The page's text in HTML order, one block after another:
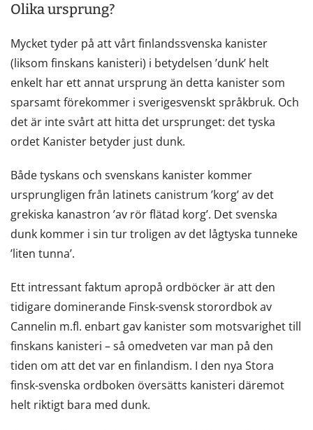
Olika ursprung?
Mycket tyder på att vårt finlandssvenska kanister
(liksom finskans kanisteri) i betydelsen ’dunk’ helt
enkelt har ett annat ursprung än detta kanister som
sparsamt förekommer i sverigesvenskt språkbruk. Och
det är inte svårt att hitta det ursprunget: det tyska
ordet Kanister betyder just dunk.
Både tyskans och svenskans kanister kommer
ursprungligen från latinets canistrum ’korg’ av det
grekiska kanastron ’av rör flätad korg’. Det svenska
dunk kommer i sin tur troligen av det lågtyska tunneke
’liten tunna’.
Ett intressant faktum apropå ordböcker är att den
tidigare dominerande Finsk-svensk storordbok av
Cannelin m.fl. enbart gav kanister som motsvarighet till
finskans kanisteri – så omedveten var man på den
tiden om att det var en finlandism. I den nya Stora
finsk-svenska ordboken översätts kanisteri däremot
helt riktigt bara med dunk.